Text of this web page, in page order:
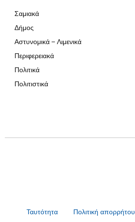
Σαμιακά
Δήμος
Αστυνομικά – Λιμενικά
Περιφερειακά
Πολιτικά
Πολιτιστικά
Ταυτότητα Πολιτική απορρήτου